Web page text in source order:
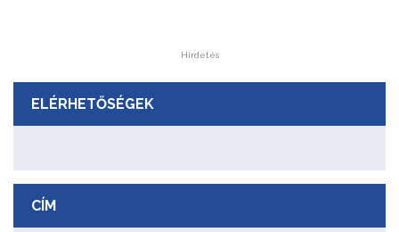
Hirdetés
ELÉRHETŐSÉGEK
CÍM